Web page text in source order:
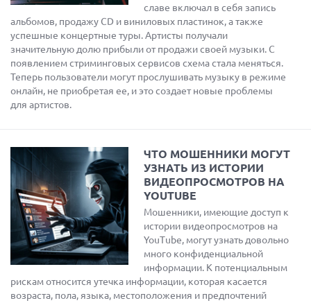
славе включал в себя запись
альбомов, продажу CD и виниловых пластинок, а также
успешные концертные туры. Артисты получали
значительную долю прибыли от продажи своей музыки. С
появлением стриминговых сервисов схема стала меняться.
Теперь пользователи могут прослушивать музыку в режиме
онлайн, не приобретая ее, и это создает новые проблемы
для артистов.
ЧТО МОШЕННИКИ МОГУТ
УЗНАТЬ ИЗ ИСТОРИИ
ВИДЕОПРОСМОТРОВ НА
YOUTUBE
Мошенники, имеющие доступ к
истории видеопросмотров на
YouTube, могут узнать довольно
много конфиденциальной
информации. К потенциальным
рискам относится утечка информации, которая касается
возраста, пола, языка, местоположения и предпочтений